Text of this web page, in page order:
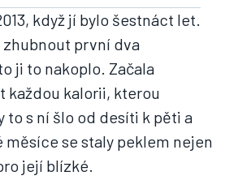
když jí bylo šestnáct let.
zhubnout první dva
ji to nakoplo. Začala
každou kalorii, kterou
to s ní šlo od desíti k pěti a
se staly peklem nejen
její blízké.